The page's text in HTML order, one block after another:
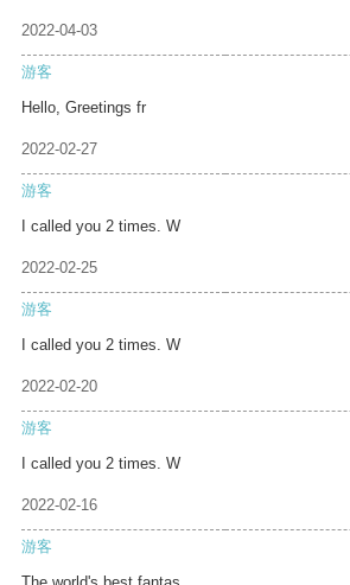
2022-04-03
游客
Hello, Greetings fr
2022-02-27
游客
I called you 2 times. W
2022-02-25
游客
I called you 2 times. W
2022-02-20
游客
I called you 2 times. W
2022-02-16
游客